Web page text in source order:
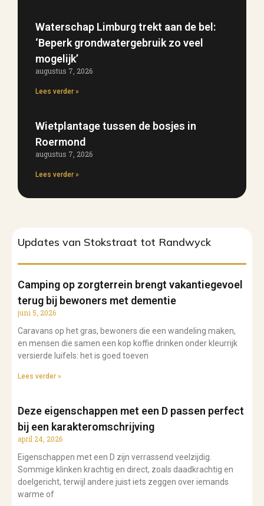
Waterschap Limburg trekt aan de bel:
‘Beperk grondwatergebruik zo veel
mogelijk’
augustus 7, 2026
Lees verder »
Wietplantage tussen de bosjes in
Roermond
augustus 7, 2026
Lees verder »
Updates van Stokstraat tot Randwyck
Camping op zorgterrein brengt vakantiegevoel
terug bij bewoners met dementie
juni 5, 2026
Caravans op het gras, bewoners die een wandeling maken,
en mensen die samen een kop koffie drinken onder kleurrijk
versierde luifels: het is goed toeven
Lees verder »
Deze eigenschappen met een D passen perfect
bij een karakteromschrijving
april 24, 2026
Eigenschappen met een D zijn verrassend veelzijdig.
Sommige klinken krachtig en direct, zoals daadkrachtig en
doelgericht, terwijl andere juist iets zeggen over iemands
warme of